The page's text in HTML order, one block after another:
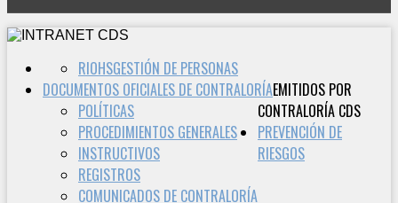
GESTIÓN DE PERSONAS
RIOHS
DOCUMENTOS OFICIALES DE CONTRALORÍAEMITIDOS POR
CONTRALORÍA CDS
POLÍTICAS
PROCEDIMIENTOS GENERALES
INSTRUCTIVOS
REGISTROS
COMUNICADOS DE CONTRALORÍA
PREVENCIÓN DE
RIESGOS